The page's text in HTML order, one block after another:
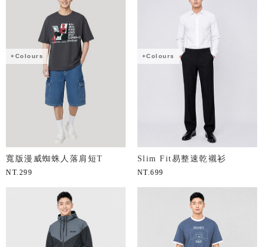
+Colours
寬版漫威蜘蛛人落肩短T
NT. 299
+Colours
Slim Fit易整速乾襯衫
NT.699